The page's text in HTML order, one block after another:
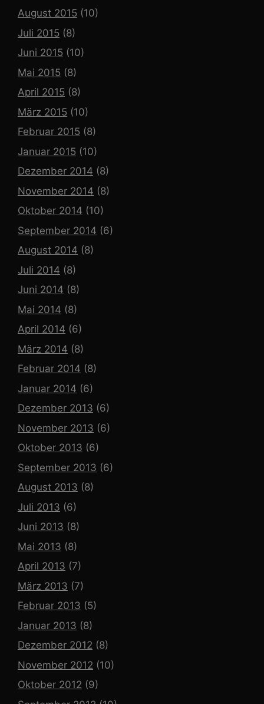
August 2015 (10)
Juli 2015 (8)
Juni 2015 (10)
Mai 2015 (8)
April 2015 (8)
März 2015 (10)
Februar 2015 (8)
Januar 2015 (10)
Dezember 2014 (8)
November 2014 (8)
Oktober 2014 (10)
September 2014 (6)
August 2014 (8)
Juli 2014 (8)
Juni 2014 (8)
Mai 2014 (8)
April 2014 (6)
März 2014 (8)
Februar 2014 (8)
Januar 2014 (6)
Dezember 2013 (6)
November 2013 (6)
Oktober 2013 (6)
September 2013 (6)
August 2013 (8)
Juli 2013 (6)
Juni 2013 (8)
Mai 2013 (8)
April 2013 (7)
März 2013 (7)
Februar 2013 (5)
Januar 2013 (8)
Dezember 2012 (8)
November 2012 (10)
Oktober 2012 (9)